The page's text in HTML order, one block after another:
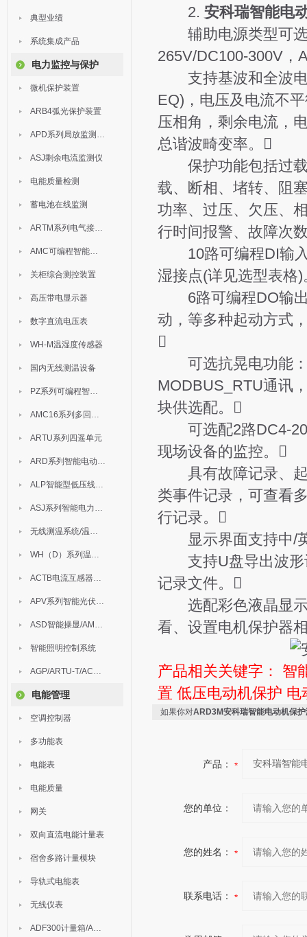
典型业绩
系统集成产品
电力监控与保护
微机保护装置
ARB4弧光保护装置
APD系列局放监测装置
ASJ剩余电流监测仪
电能质量检测
蓄电池在线监测
ARTM系列电气接点测温装置
AMC可编程智能电测表
关柜综合测控装置
高压带电显示器
数字直流电压表
WH-M温湿度传感器
国内无线测温设备
PZ系列可编程智能表
AMC16系列多回路监控装置
ARTU系列四遥单元
ARD系列智能电动机保护器
ALP智能型低压线路保护装置
ASJ系列智能电力继电器
无线测温系统/温度巡检
WH（D）系列温湿度控制器
ACTB电流互感器过电压保护器
APV系列智能光伏汇流箱
ASD智能操显/AM中压保护
智能照明控制系统
AGP/ARTU-T/ACM/ADDC
电能管理
空调控制器
多功能表
电能表
电能质量
网关
双向直流电能计量表
宿舍多路计量模块
导轨式电能表
无线仪表
ADF300计量箱/AEW无线计量
2. 安科瑞智能电
辅助电源类型可选
265V/DC100-300V，
支持基波和全波电
EQ)，电压及电流不
压相角，剩余电流，
总谐波畸变率。
保护功能包括过载
载、断相、堵转、阻
功率、过压、欠压、
行时间报警、故障次
10路可编程DI输入
湿接点(详见选型表格)
6路可编程DO输出
动，等多种起动方式

可选抗晃电功能：
MODBUS_RTU通讯
块供选配。
可选配2路DC4-
现场设备的监控。
具有故障记录、起
类事件记录，可查看
行记录。
显示界面支持中/
支持U盘导出波形
记录文件。
选配彩色液晶显示
看、设置电机保护器
产品相关关键字： 智
置 低压电动机保护 电
如果你对ARD3M安科瑞智能电动机保
产品：
您的单位：
您的姓名：
联系电话：